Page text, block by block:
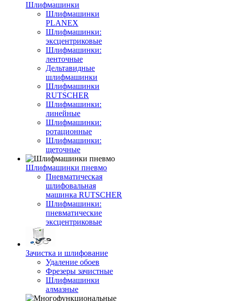
Шлифмашинки
Шлифмашинки
PLANEX
Шлифмашинки:
эксцентриковые
Шлифмашинки:
ленточные
Дельтавидные
шлифмашинки
Шлифмашинки
RUTSCHER
Шлифмашинки:
линейные
Шлифмашинки:
ротационные
Шлифмашинки:
щеточные
Шлифмашинки пневмо
Пневматическая
шлифовальная
машинка RUTSCHER
Шлифмашинки:
пневматические
эксцентриковые
Зачистка и шлифование
Удаление обоев
Фрезеры зачистные
Шлифмашинки
алмазные